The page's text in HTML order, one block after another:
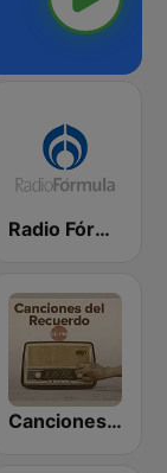
Radio Fórmula 103.3 FM
Canciones del Recuerdo DJec